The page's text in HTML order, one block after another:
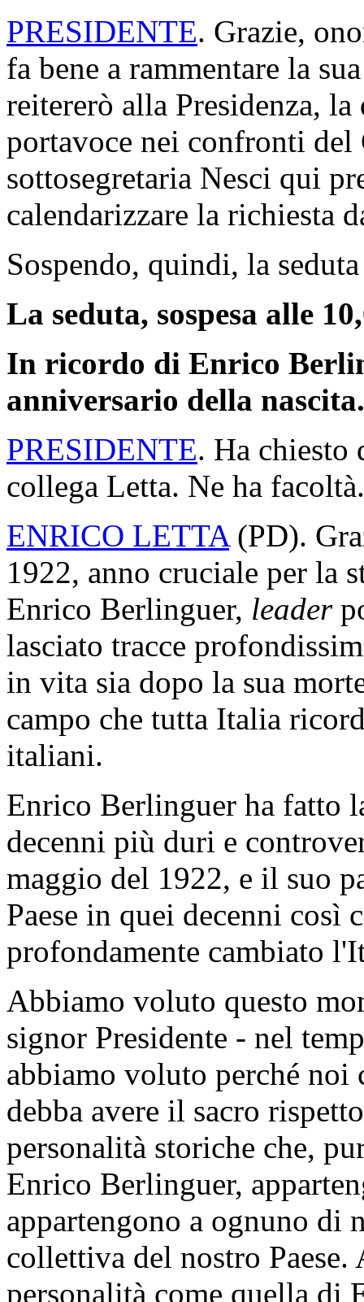
PRESIDENTE. Grazie,
fa bene a rammentare la
reitererò alla Presidenza,
portavoce nei confronti del
sottosegretaria Nesci qui
calendarizzare la richiesta
Sospendo, quindi, la
La seduta, sospesa alle
In ricordo di Enrico
anniversario della nascita.
PRESIDENTE. Ha
collega Letta. Ne ha facoltà.
ENRICO LETTA(PD).
1922, anno cruciale per la
Enrico Berlinguer, leader
lasciato tracce
in vita sia dopo la sua
campo che tutta Italia
italiani.
Enrico Berlinguer ha fatto
decenni più duri e
maggio del 1922, e il suo
Paese in quei decenni così
profondamente cambiato
Abbiamo voluto questo
signor Presidente - nel
abbiamo voluto perché noi
debba avere il sacro
personalità storiche che,
Enrico Berlinguer,
appartengono a ognuno di
collettiva del nostro
personalità come quella di